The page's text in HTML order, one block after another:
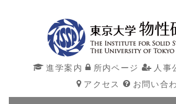
進学案内 所内ページ 人事
アクセス
お問い合